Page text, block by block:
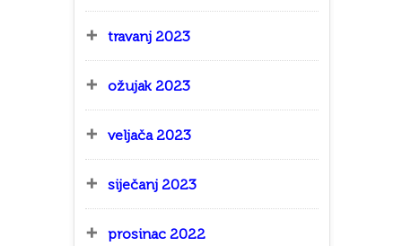
travanj 2023
ožujak 2023
veljača 2023
siječanj 2023
prosinac 2022